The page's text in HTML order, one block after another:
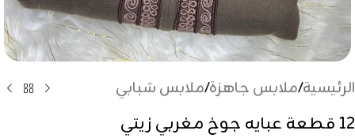
الرئيسية/ملابس جاهزة/ملابس شبابي
12 قطعة عبايه جوخ مغربي زيتي